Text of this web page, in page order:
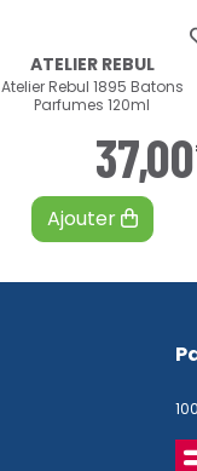
ATELIER REBUL
Atelier Rebul 1895 Batons
Parfumes 120ml
37,00
Ajouter